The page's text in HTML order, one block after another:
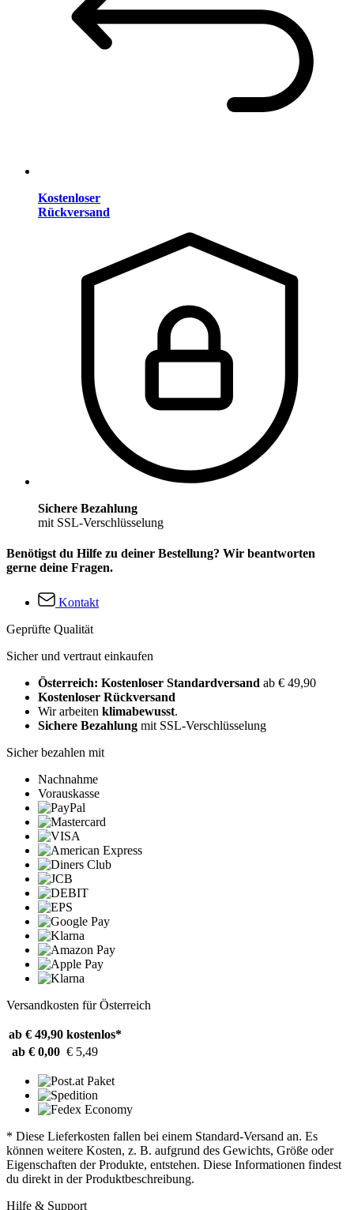
Kostenloser
Rückversand
Sichere Bezahlung
mit SSL-Verschlüsselung
Benötigst du Hilfe zu deiner Bestellung? Wir beantworten
gerne deine Fragen.
Kontakt
Geprüfte Qualität
Sicher und vertraut einkaufen
Österreich: Kostenloser Standardversand ab € 49,90
Kostenloser Rückversand
Wir arbeiten klimabewusst.
Sichere Bezahlung mit SSL-Verschlüsselung
Sicher bezahlen mit
Nachnahme
Vorauskasse
Versandkosten für Österreich
ab € 49,90 kostenlos*
ab € 0,00 € 5,49
* Diese Lieferkosten fallen bei einem Standard-Versand an. Es
können weitere Kosten, z. B. aufgrund des Gewichts, Größe oder
Eigenschaften der Produkte, entstehen. Diese Informationen findest
du direkt in der Produktbeschreibung.
Hilfe & Support